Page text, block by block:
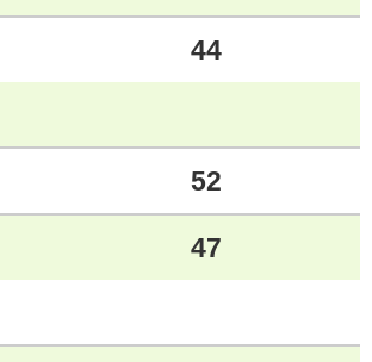
44
52
47